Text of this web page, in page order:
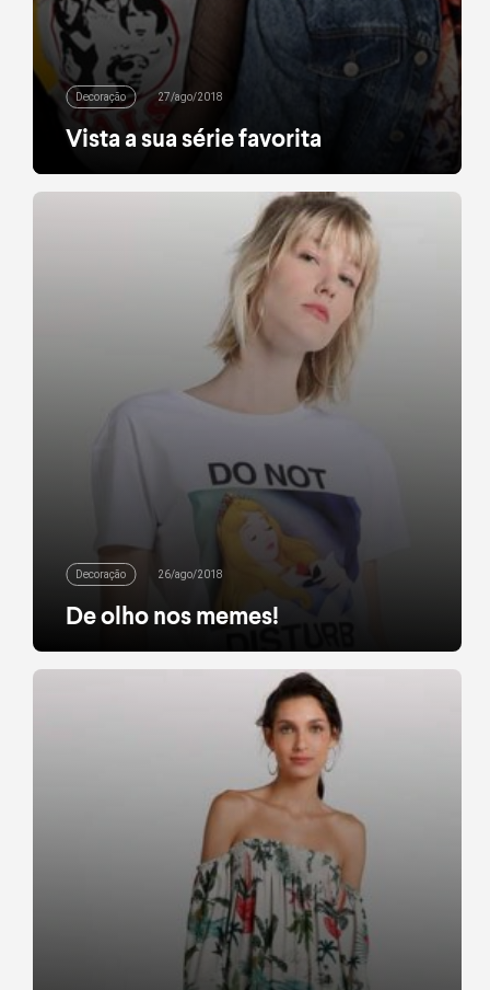
Decoração 27/ago/2018
Vista a sua série favorita
Você sabe o que Stranger Things, La Casa de Papel
e 3% podem ter em comum? Um lugar no seu
guarda-roupa! Viva o seu universo e o das séries
mais queridinhas do m omento, que agora também
podem estar dentro do seu look com a ajudinha da
nova coleção Geek da Riachuelo. Se a sua […]
Decoração 26/ago/2018
De olho nos memes!
Novidades com as princesas que você ama desde
pequena acabaram de chegar na Riachuelo. O
melhor? As peças, que brincam com memes da
internet, chegam em três modelos descontraídos
para vestir o seu mood do dia na companhia da
Bela Adormecida, Branca de Neve e, para quem não
deixa de amar até a vilã, Malévola! E […]